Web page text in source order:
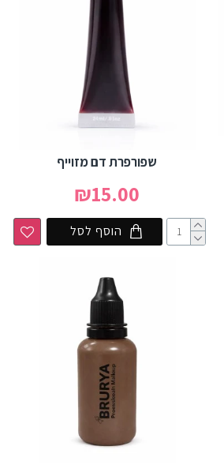
שפורפרת דם מזוייף
₪15.00
הוסף לסל